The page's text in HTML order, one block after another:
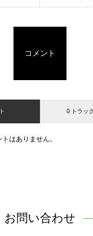
コメント
0 トラッ
はありません。
お問い合わせ